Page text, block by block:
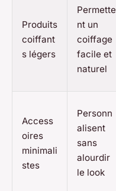
Produits
coiffant
s légers
Permette
nt un
coiffage
facile et
naturel
Access
oires
minimali
stes
Personn
alisent
sans
alourdir
le look